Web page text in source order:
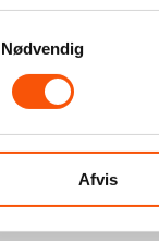
Nødvendig
Afvis